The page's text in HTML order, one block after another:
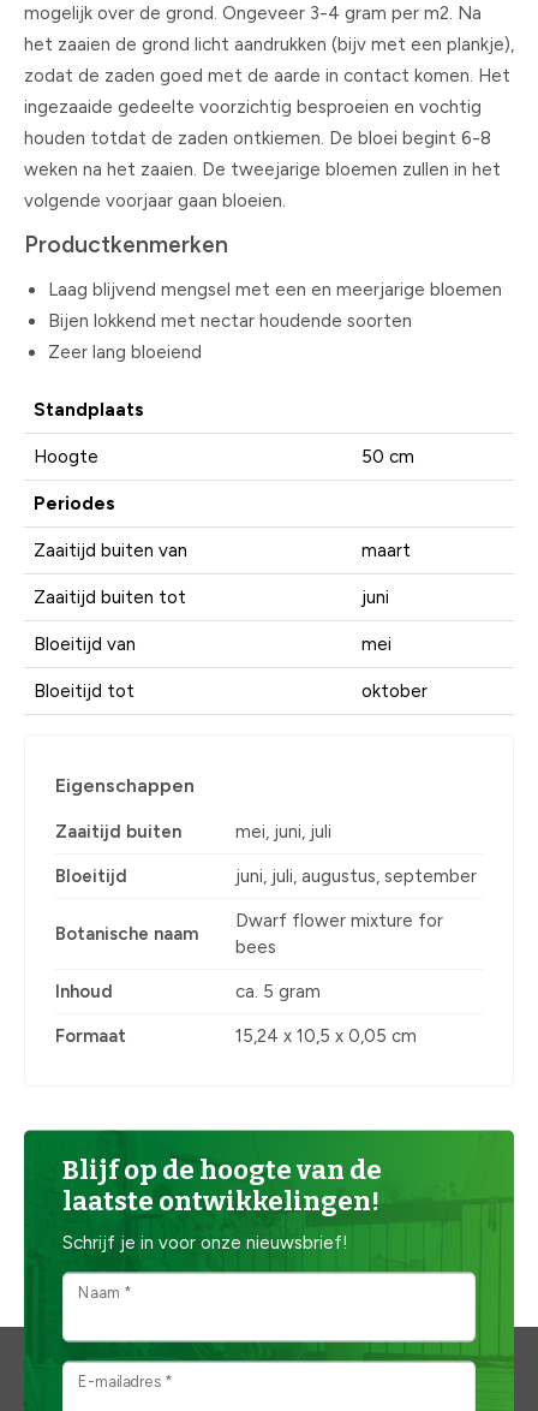
mogelijk over de grond. Ongeveer 3-4 gram per m2. Na
het zaaien de grond licht aandrukken (bijv met een plankje),
zodat de zaden goed met de aarde in contact komen. Het
ingezaaide gedeelte voorzichtig besproeien en vochtig
houden totdat de zaden ontkiemen. De bloei begint 6-8
weken na het zaaien. De tweejarige bloemen zullen in het
volgende voorjaar gaan bloeien.
Productkenmerken
Laag blijvend mengsel met een en meerjarige bloemen
Bijen lokkend met nectar houdende soorten
Zeer lang bloeiend
Standplaats
Hoogte 50 cm
Periodes
Zaaitijd buiten van maart
Zaaitijd buiten tot juni
Bloeitijd van mei
Bloeitijd tot oktober
Eigenschappen
Zaaitijd buiten mei, juni, juli
Bloeitijd juni, juli, augustus, september
Botanische naam
Dwarf flower mixture for
bees
Inhoud ca. 5 gram
Formaat 15,24 x 10,5 x 0,05 cm
Blijf op de hoogte van de
laatste ontwikkelingen!
Schrijf je in voor onze nieuwsbrief!
Naam *
E-mailadres *